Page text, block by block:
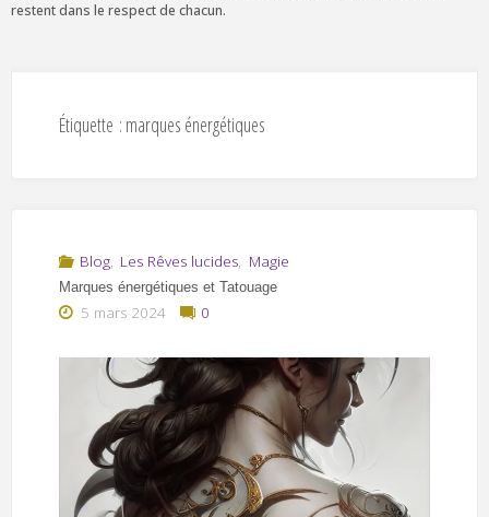
restent dans le respect de chacun.
Étiquette : marques énergétiques
Blog, Les Rêves lucides, Magie
Marques énergétiques et Tatouage
5 mars 2024 0